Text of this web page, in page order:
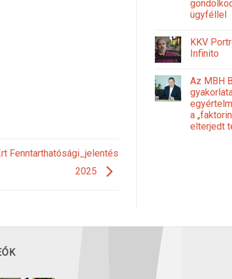
Fenntarthatósági_jelentés
2025
ügyféllel
KKV
Infinito
Az MBH
a
elterjedt